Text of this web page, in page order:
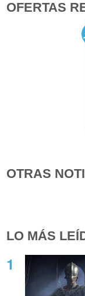
OFERTAS
OTRAS
LO MÁS